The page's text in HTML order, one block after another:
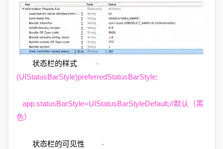
状态栏的样式 -
(UIStatusBarStyle)preferredStatusBarStyle;
app.statusBarStyle=UIStatusBarStyleDefault;//默认（黑
色）
状态栏的可见性 -